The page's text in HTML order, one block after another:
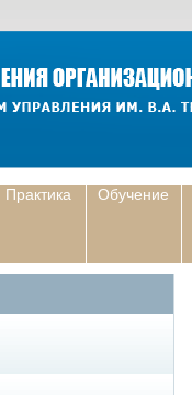
Практика Обучение